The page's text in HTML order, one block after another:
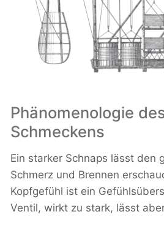
Phänomenologie
Schmeckens
Ein starker Schnaps lässt den
Schmerz und Brennen
Kopfgefühl ist ein
Ventil, wirkt zu stark, lässt